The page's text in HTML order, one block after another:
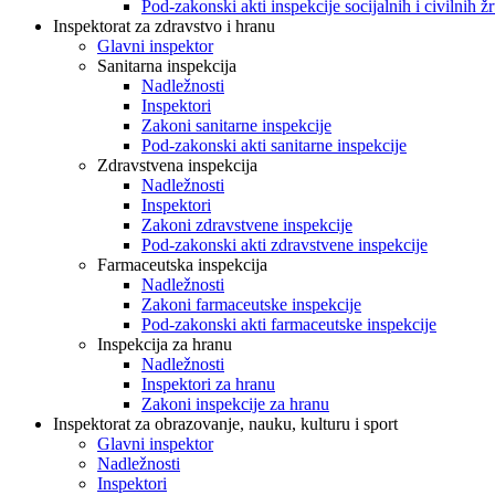
Pod-zakonski akti inspekcije socijalnih i civilnih
Inspektorat za zdravstvo i hranu
Glavni inspektor
Sanitarna inspekcija
Nadležnosti
Inspektori
Zakoni sanitarne inspekcije
Pod-zakonski akti sanitarne inspekcije
Zdravstvena inspekcija
Nadležnosti
Inspektori
Zakoni zdravstvene inspekcije
Pod-zakonski akti zdravstvene inspekcije
Farmaceutska inspekcija
Nadležnosti
Zakoni farmaceutske inspekcije
Pod-zakonski akti farmaceutske inspekcije
Inspekcija za hranu
Nadležnosti
Inspektori za hranu
Zakoni inspekcije za hranu
Inspektorat za obrazovanje, nauku, kulturu i sport
Glavni inspektor
Nadležnosti
Inspektori